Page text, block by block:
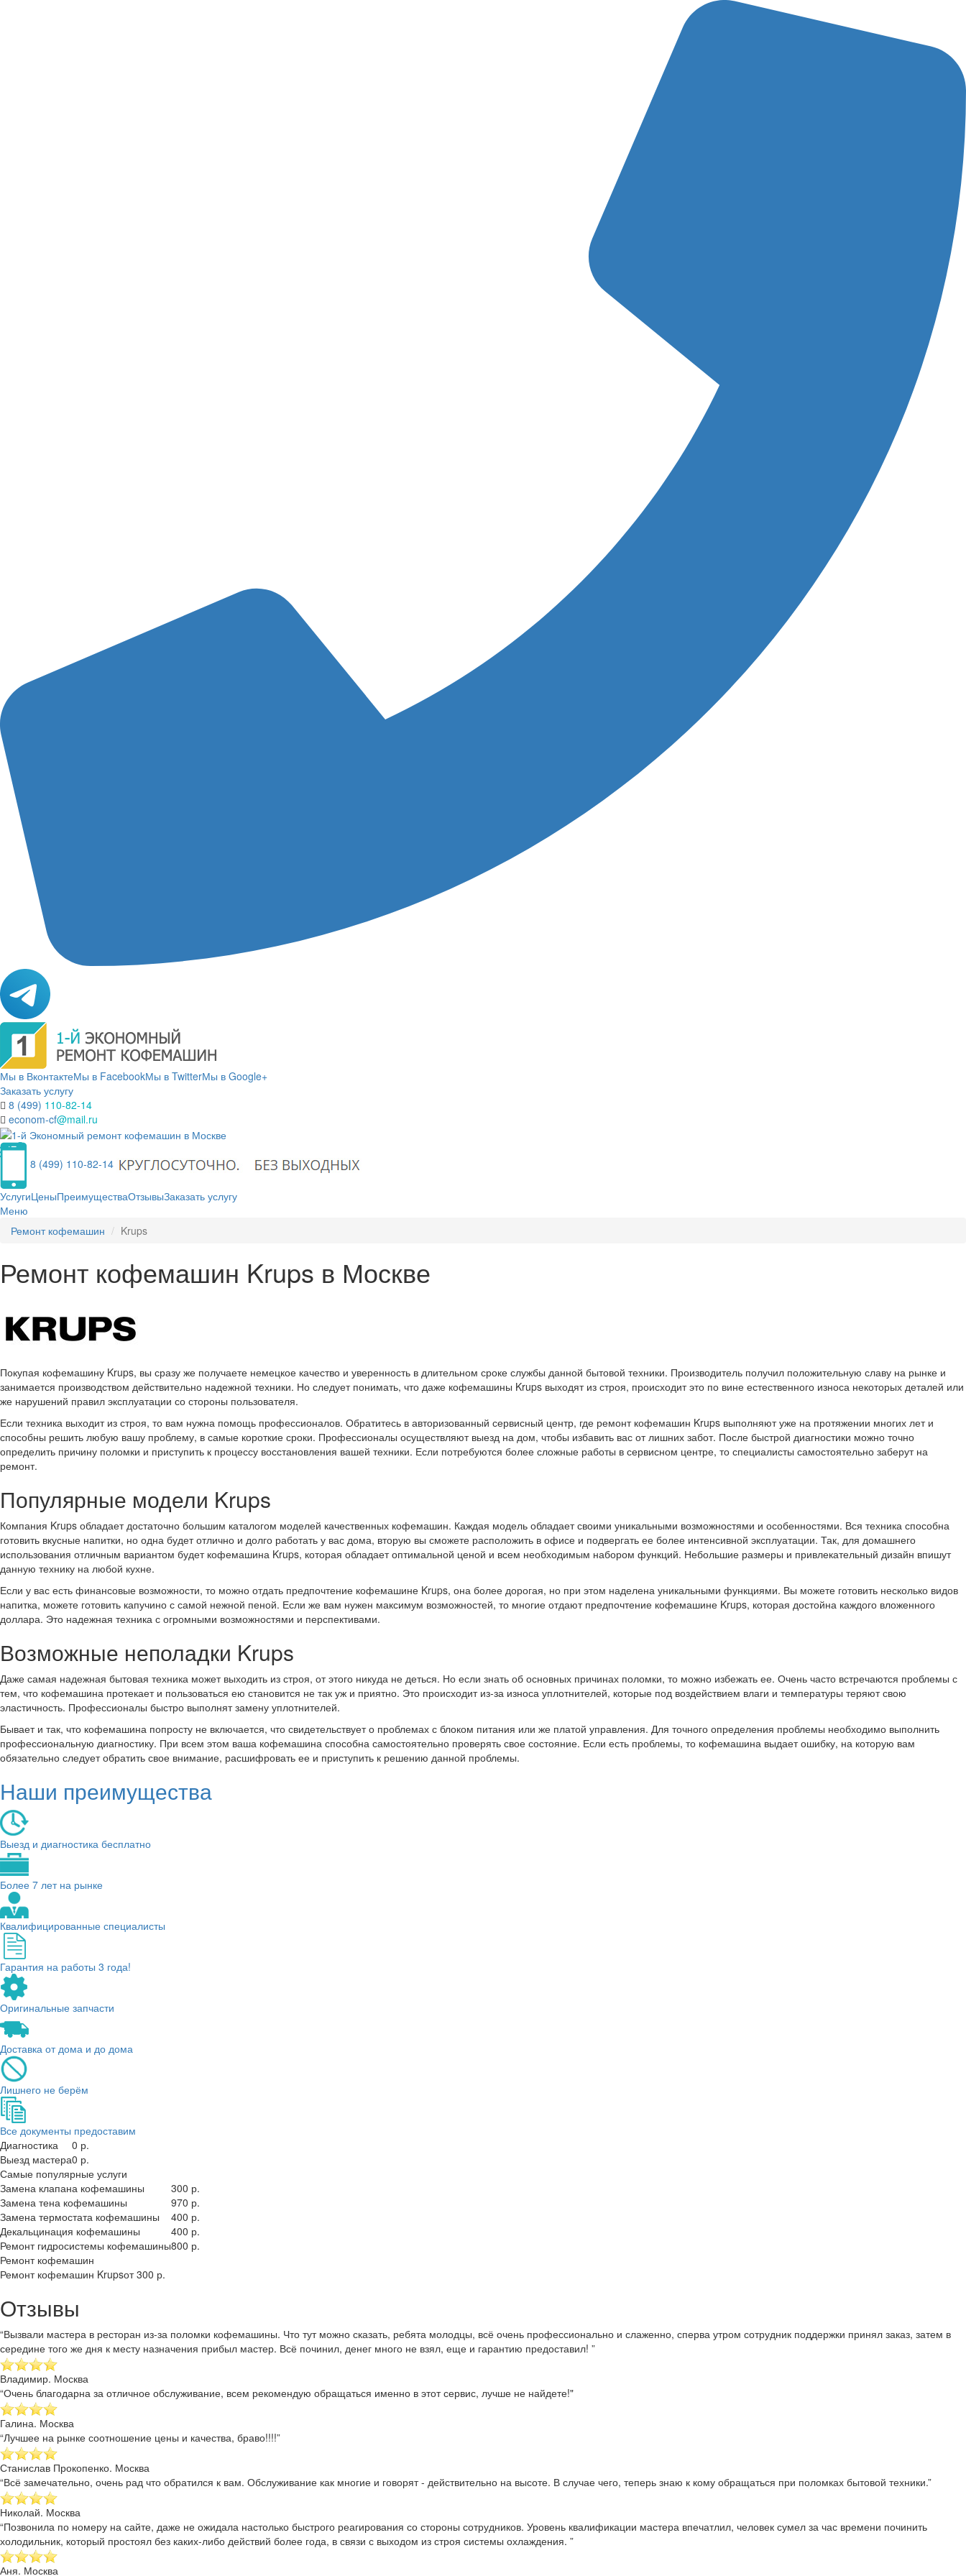
Мы в ВконтактеМы в FacebookМы в TwitterМы в Google+
Заказать услугу
8 (499) 110-82-14
econom-cf@mail.ru
8 (499) 110-82-14
УслугиЦеныПреимуществаОтзывыЗаказать услугу
Меню
Ремонт кофемашин
Krups
Ремонт кофемашин Krups в Москве
Покупая кофемашину Krups, вы сразу же получаете немецкое качество и уверенность в длительном сроке службы данной бытовой техники. Производитель получил положительную славу на рынке и
занимается производством действительно надежной техники. Но следует понимать, что даже кофемашины Krups выходят из строя, происходит это по вине естественного износа некоторых деталей или
же нарушений правил эксплуатации со стороны пользователя.
Если техника выходит из строя, то вам нужна помощь профессионалов. Обратитесь в авторизованный сервисный центр, где ремонт кофемашин Krups выполняют уже на протяжении многих лет и
способны решить любую вашу проблему, в самые короткие сроки. Профессионалы осуществляют выезд на дом, чтобы избавить вас от лишних забот. После быстрой диагностики можно точно
определить причину поломки и приступить к процессу восстановления вашей техники. Если потребуются более сложные работы в сервисном центре, то специалисты самостоятельно заберут на
ремонт.
Популярные модели Krups
Компания Krups обладает достаточно большим каталогом моделей качественных кофемашин. Каждая модель обладает своими уникальными возможностями и особенностями. Вся техника способна
готовить вкусные напитки, но одна будет отлично и долго работать у вас дома, вторую вы сможете расположить в офисе и подвергать ее более интенсивной эксплуатации. Так, для домашнего
использования отличным вариантом будет кофемашина Krups, которая обладает оптимальной ценой и всем необходимым набором функций. Небольшие размеры и привлекательный дизайн впишут
данную технику на любой кухне.
Если у вас есть финансовые возможности, то можно отдать предпочтение кофемашине Krups, она более дорогая, но при этом наделена уникальными функциями. Вы можете готовить несколько видов
напитка, можете готовить капучино с самой нежной пеной. Если же вам нужен максимум возможностей, то многие отдают предпочтение кофемашине Krups, которая достойна каждого вложенного
доллара. Это надежная техника с огромными возможностями и перспективами.
Возможные неполадки Krups
Даже самая надежная бытовая техника может выходить из строя, от этого никуда не деться. Но если знать об основных причинах поломки, то можно избежать ее. Очень часто встречаются проблемы с
тем, что кофемашина протекает и пользоваться ею становится не так уж и приятно. Это происходит из-за износа уплотнителей, которые под воздействием влаги и температуры теряют свою
эластичность. Профессионалы быстро выполнят замену уплотнителей.
Бывает и так, что кофемашина попросту не включается, что свидетельствует о проблемах с блоком питания или же платой управления. Для точного определения проблемы необходимо выполнить
профессиональную диагностику. При всем этом ваша кофемашина способна самостоятельно проверять свое состояние. Если есть проблемы, то кофемашина выдает ошибку, на которую вам
обязательно следует обратить свое внимание, расшифровать ее и приступить к решению данной проблемы.
Наши преимущества
Выезд и диагностика бесплатно
Более 7 лет на рынке
Квалифицированные специалисты
Гарантия на работы 3 года!
Оригинальные запчасти
Доставка от дома и до дома
Лишнего не берём
Все документы предоставим
Диагностика
0 р.
Выезд мастера0 р.
Самые популярные услуги
Замена клапана кофемашины
300 р.
Замена тена кофемашины
970 р.
Замена термостата кофемашины
400 р.
Декальцинация кофемашины
400 р.
Ремонт гидросистемы кофемашины800 р.
Ремонт кофемашин
Ремонт кофемашин Krupsот 300 р.
Отзывы
“Вызвали мастера в ресторан из-за поломки кофемашины. Что тут можно сказать, ребята молодцы, всё очень профессионально и слаженно, сперва утром сотрудник поддержки принял заказ, затем в
середине того же дня к месту назначения прибыл мастер. Всё починил, денег много не взял, еще и гарантию предоставил! ”
Владимир. Москва
“Очень благодарна за отличное обслуживание, всем рекомендую обращаться именно в этот сервис, лучше не найдете!"
Галина. Москва
“Лучшее на рынке соотношение цены и качества, браво!!!!”
Станислав Прокопенко. Москва
“Всё замечательно, очень рад что обратился к вам. Обслуживание как многие и говорят - действительно на высоте. В случае чего, теперь знаю к кому обращаться при поломках бытовой техники.”
Николай. Москва
“Позвонила по номеру на сайте, даже не ожидала настолько быстрого реагирования со стороны сотрудников. Уровень квалификации мастера впечатлил, человек сумел за час времени починить
холодильник, который простоял без каких-либо действий более года, в связи с выходом из строя системы охлаждения. ”
Аня. Москва